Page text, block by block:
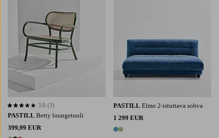
PASTILL Betty loungetuoli
399,99 EUR
3,0 perustuen 3 arvosanaan
3,0 (3) PASTILL Elmo 2-istuttava sohva
1 299 EUR
2 värejä